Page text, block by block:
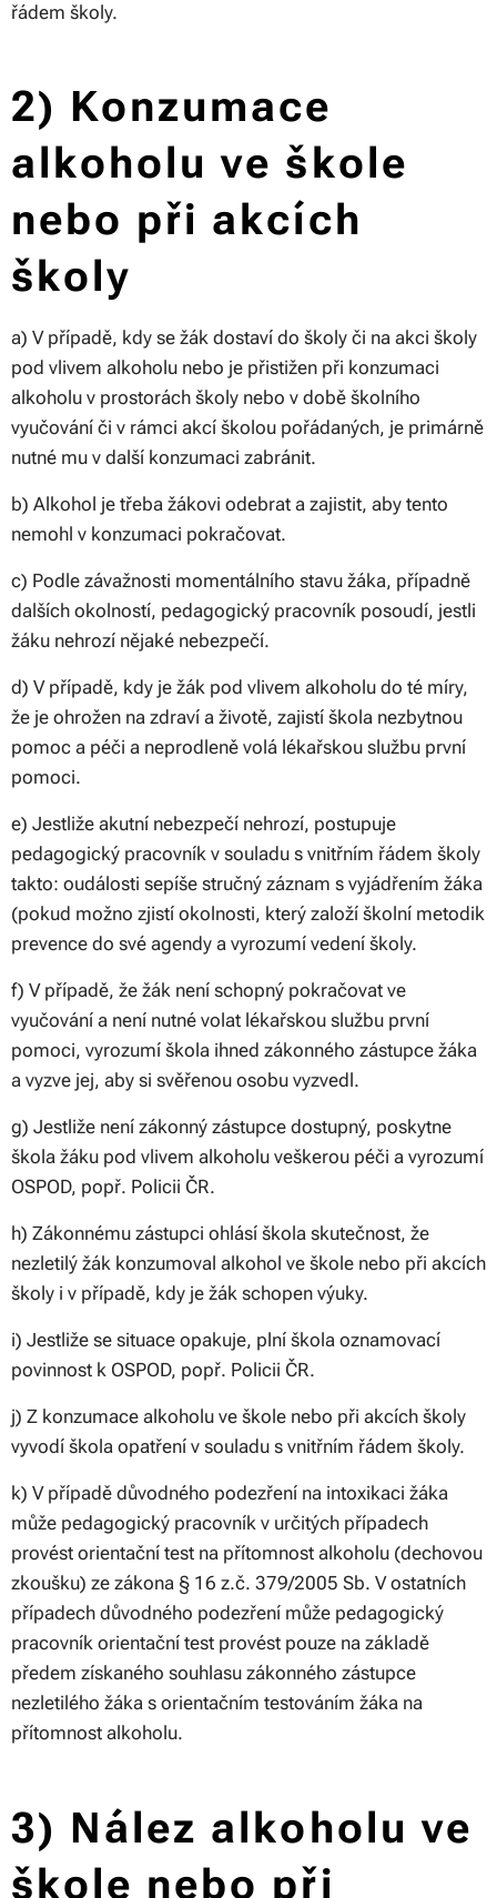
řádem školy.
2) Konzumace
alkoholu ve škole
nebo při akcích
školy
a) V případě, kdy se žák dostaví do školy či na akci školy
pod vlivem alkoholu nebo je přistižen při konzumaci
alkoholu v prostorách školy nebo v době školního
vyučování či v rámci akcí školou pořádaných, je primárně
nutné mu v další konzumaci zabránit.
b) Alkohol je třeba žákovi odebrat a zajistit, aby tento
nemohl v konzumaci pokračovat.
c) Podle závažnosti momentálního stavu žáka, případně
dalších okolností, pedagogický pracovník posoudí, jestli
žáku nehrozí nějaké nebezpečí.
d) V případě, kdy je žák pod vlivem alkoholu do té míry,
že je ohrožen na zdraví a životě, zajistí škola nezbytnou
pomoc a péči a neprodleně volá lékařskou službu první
pomoci.
e) Jestliže akutní nebezpečí nehrozí, postupuje
pedagogický pracovník v souladu s vnitřním řádem školy
takto: oudálosti sepíše stručný záznam s vyjádřením žáka
(pokud možno zjistí okolnosti, který založí školní metodik
prevence do své agendy a vyrozumí vedení školy.
f) V případě, že žák není schopný pokračovat ve
vyučování a není nutné volat lékařskou službu první
pomoci, vyrozumí škola ihned zákonného zástupce žáka
a vyzve jej, aby si svěřenou osobu vyzvedl.
g) Jestliže není zákonný zástupce dostupný, poskytne
škola žáku pod vlivem alkoholu veškerou péči a vyrozumí
OSPOD, popř. Policii ČR.
h) Zákonnému zástupci ohlásí škola skutečnost, že
nezletilý žák konzumoval alkohol ve škole nebo při akcích
školy i v případě, kdy je žák schopen výuky.
i) Jestliže se situace opakuje, plní škola oznamovací
povinnost k OSPOD, popř. Policii ČR.
j) Z konzumace alkoholu ve škole nebo při akcích školy
vyvodí škola opatření v souladu s vnitřním řádem školy.
k) V případě důvodného podezření na intoxikaci žáka
může pedagogický pracovník v určitých případech
provést orientační test na přítomnost alkoholu (dechovou
zkoušku) ze zákona § 16 z.č. 379/2005 Sb. V ostatních
případech důvodného podezření může pedagogický
pracovník orientační test provést pouze na základě
předem získaného souhlasu zákonného zástupce
nezletilého žáka s orientačním testováním žáka na
přítomnost alkoholu.
3) Nález alkoholu ve
škole nebo při